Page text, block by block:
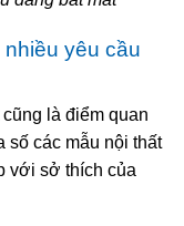
yêu cầu
là điểm quan
số các mẫu nội thất
với sở thích của